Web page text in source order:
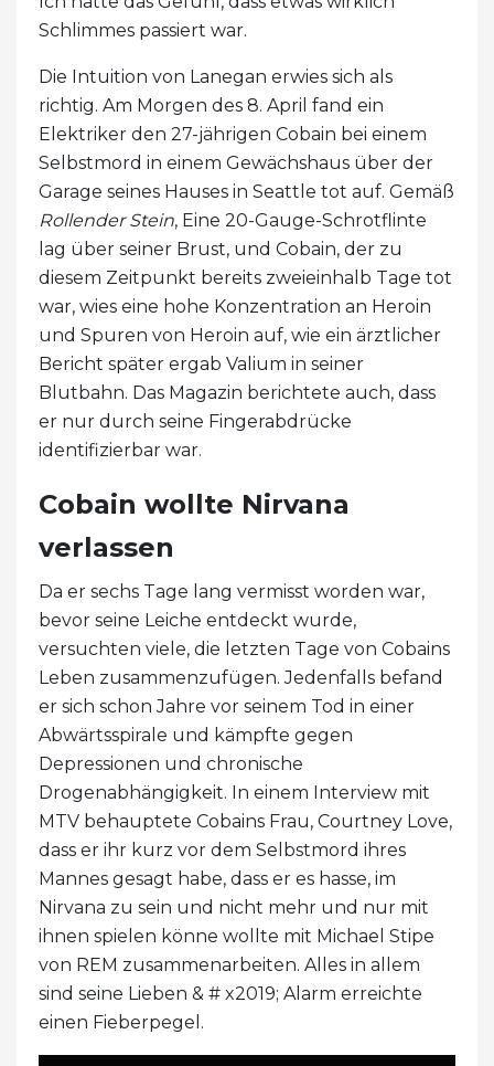
Schlimmes passiert war.
Die Intuition von Lanegan erwies sich als
richtig. Am Morgen des 8. April fand ein
Elektriker den 27-jährigen Cobain bei einem
Selbstmord in einem Gewächshaus über der
Garage seines Hauses in Seattle tot auf. Gemäß
Rollender Stein, Eine 20-Gauge-Schrotflinte
lag über seiner Brust, und Cobain, der zu
diesem Zeitpunkt bereits zweieinhalb Tage tot
war, wies eine hohe Konzentration an Heroin
und Spuren von Heroin auf, wie ein ärztlicher
Bericht später ergab Valium in seiner
Blutbahn. Das Magazin berichtete auch, dass
er nur durch seine Fingerabdrücke
identifizierbar war.
Cobain wollte Nirvana
verlassen
Da er sechs Tage lang vermisst worden war,
bevor seine Leiche entdeckt wurde,
versuchten viele, die letzten Tage von Cobains
Leben zusammenzufügen. Jedenfalls befand
er sich schon Jahre vor seinem Tod in einer
Abwärtsspirale und kämpfte gegen
Depressionen und chronische
Drogenabhängigkeit. In einem Interview mit
MTV behauptete Cobains Frau, Courtney Love,
dass er ihr kurz vor dem Selbstmord ihres
Mannes gesagt habe, dass er es hasse, im
Nirvana zu sein und nicht mehr und nur mit
ihnen spielen könne wollte mit Michael Stipe
von REM zusammenarbeiten. Alles in allem
sind seine Lieben & # x2019; Alarm erreichte
einen Fieberpegel.